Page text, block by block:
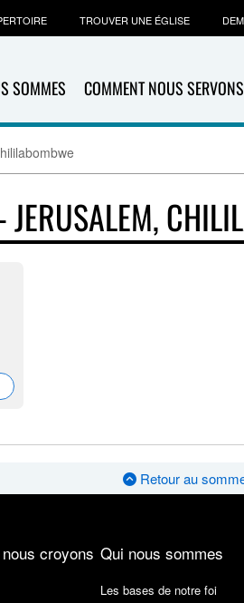
SOMMES COMMENT NOUS SERVONS
TROUVER UNE ÉGLISE
Retour au
croyons Qui nous sommes
Les bases de notre foi